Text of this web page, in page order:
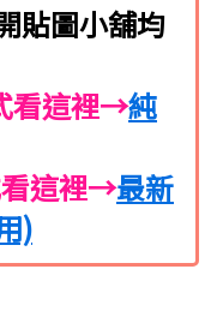
貼圖小舖均
看這裡→純
看這裡→最新
)